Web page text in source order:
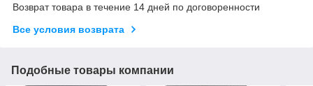
Возврат товара в течение 14 дней по договоренности
Все условия возврата
Подобные товары компании